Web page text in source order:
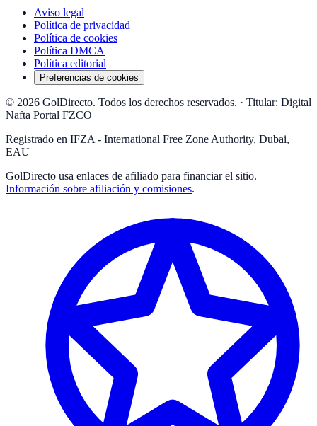
Aviso legal
Política de privacidad
Política de cookies
Política DMCA
Política editorial
Preferencias de cookies
© 2026 GolDirecto. Todos los derechos reservados. · Titular: Digital
Nafta Portal FZCO
Registrado en IFZA - International Free Zone Authority, Dubai,
EAU
GolDirecto usa enlaces de afiliado para financiar el sitio.
Información sobre afiliación y comisiones.